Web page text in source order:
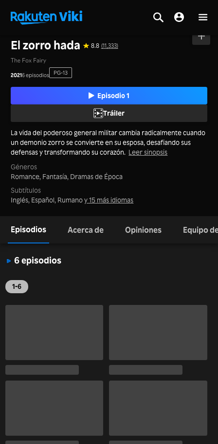
El zorro hada 8.8 (11,333)
The Fox Fairy
20216 episodios PG-13
Episodio 1
Tráiler
La vida del poderoso general militar cambia radicalmente cuando
un demonio zorro se convierte en su esposa, desafiando sus
defensas y transformando su corazón. Leer sinopsis
Géneros
Romance, Fantasía, Dramas de Época
Subtítulos
Inglés, Español, Rumanoy 15 más idiomas
Episodios Acerca de Opiniones Equipo
6 episodios
1-6